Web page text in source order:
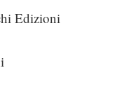
Edizioni